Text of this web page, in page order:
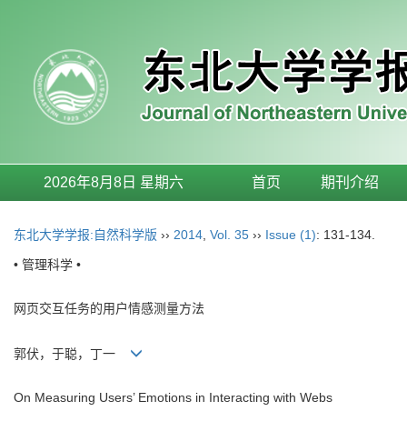
2026年8月8日 星期六 首页 期刊介绍
东北大学学报:自然科学版 ›› 2014 Vol. 35 ›› Issue (1): 131-134.
• 管理科学 •
网页交互任务的用户情感测量方法
郭伏，于聪，丁一
On Measuring Users’ Emotions in Interacting with Webs